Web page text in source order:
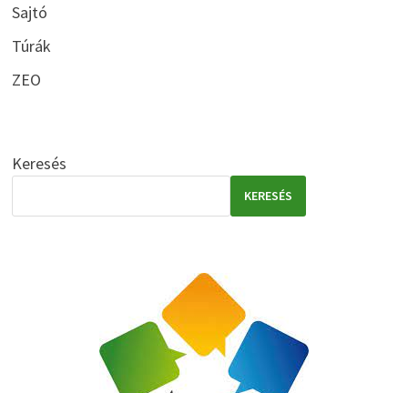
Sajtó
Túrák
ZEO
Keresés
KERESÉS